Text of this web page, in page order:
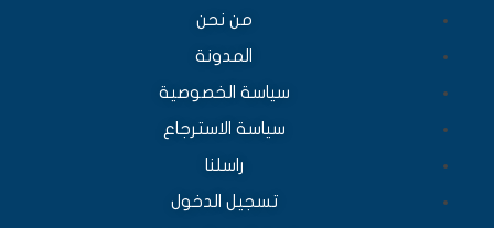
من نحن
المدونة
سياسة الخصوصية
سياسة الاسترجاع
راسلنا
تسجيل الدخول